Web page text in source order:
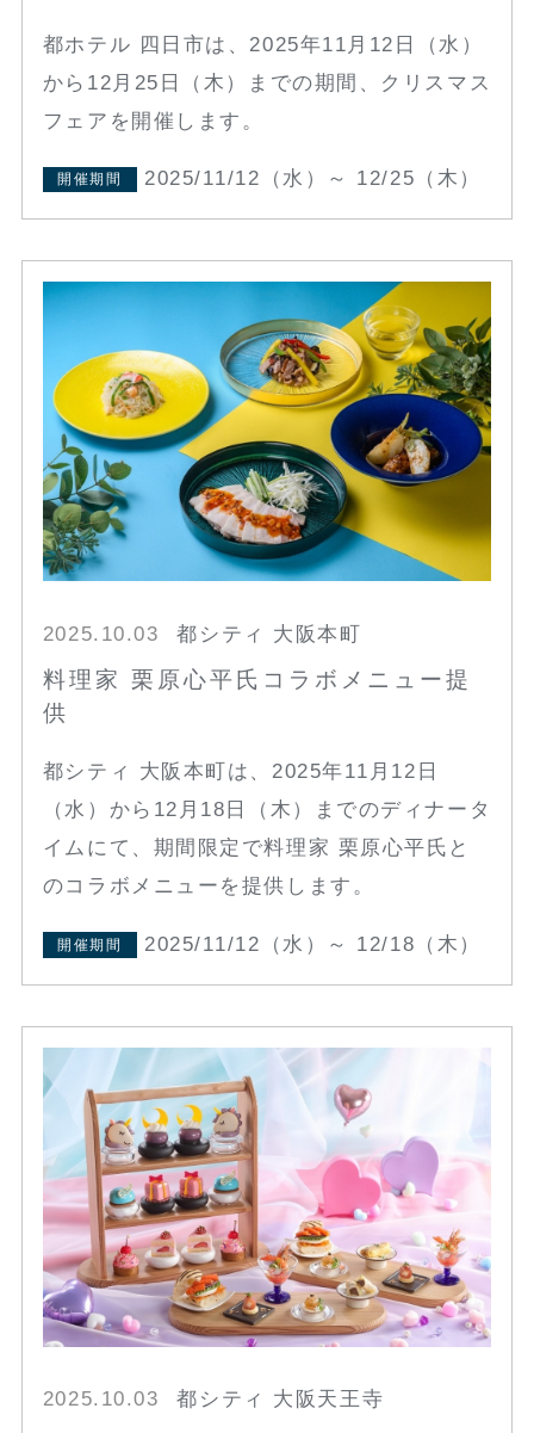
都ホテル 四日市は、2025年11月12日（水）
から12月25日（木）までの期間、クリスマス
フェアを開催します。
開催期間 2025/11/12（水）～ 12/25（木）
2025.10.03 都シティ 大阪本町
料理家 栗原心平氏コラボメニュー提
供
都シティ 大阪本町は、2025年11月12日
（水）から12月18日（木）までのディナータ
イムにて、期間限定で料理家 栗原心平氏と
のコラボメニューを提供します。
開催期間 2025/11/12（水）～ 12/18（木）
2025.10.03 都シティ 大阪天王寺